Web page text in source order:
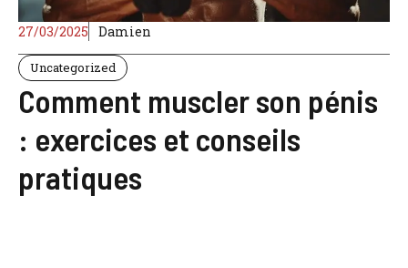
27/03/2025 Damien
Uncategorized
Comment muscler son pénis
: exercices et conseils
pratiques